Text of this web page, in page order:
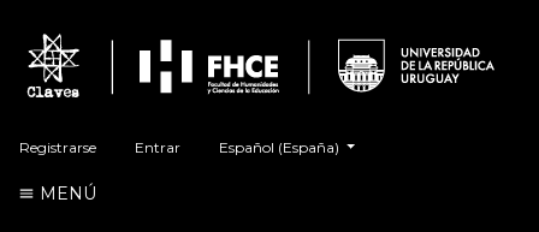
Registrarse Entrar Español (España)
MENÚ